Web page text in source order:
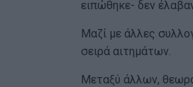
ειπώθηκε- δεν
Μαζί με άλλες
σειρά αιτημάτων.
Μεταξύ άλλων,